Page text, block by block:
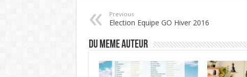
Previous
Election Equipe GO Hiver 2016
DU MEME AUTEUR